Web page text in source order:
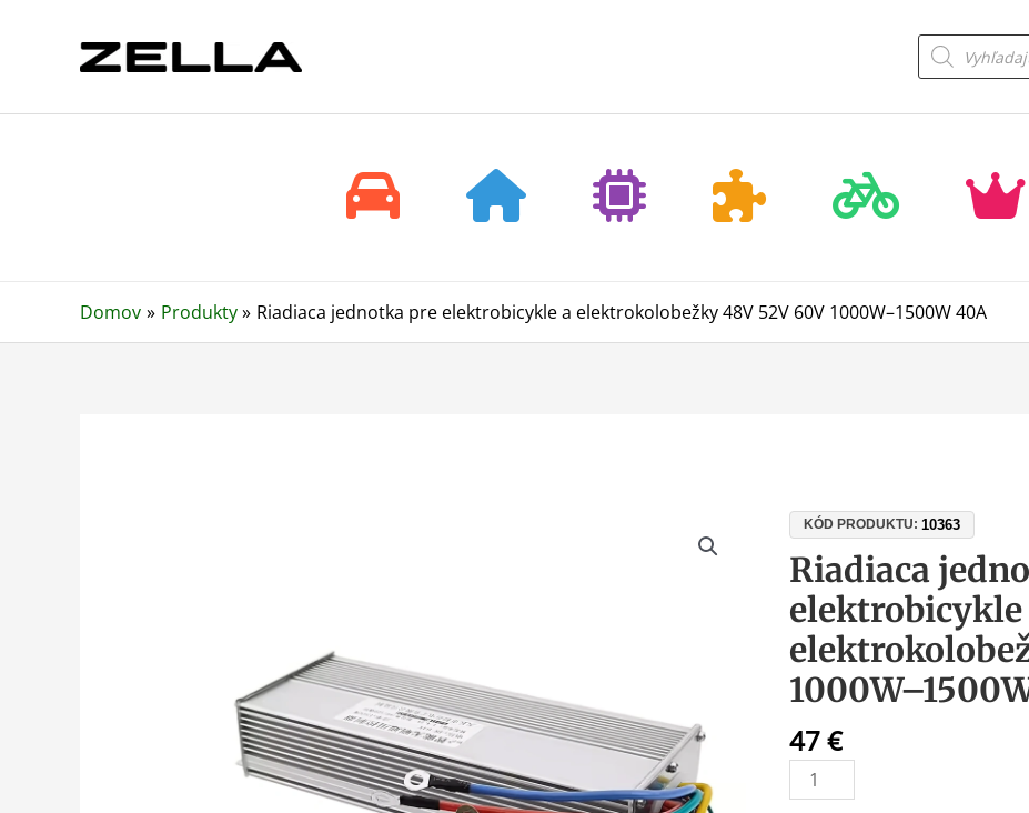
Products
search
Domov Produkty Riadiaca jednotka pre elektrobicykle a elektrokolobežky 48V 52V 60V 1000W–1500W 40A
KÓD PRODUKTU:10363
Riadiaca
elektrobicykle
47€
množstvo
Riadiaca
jednotka
pre
elektrobicykle
a
elektrokolobežky
52V
60V
1000W–